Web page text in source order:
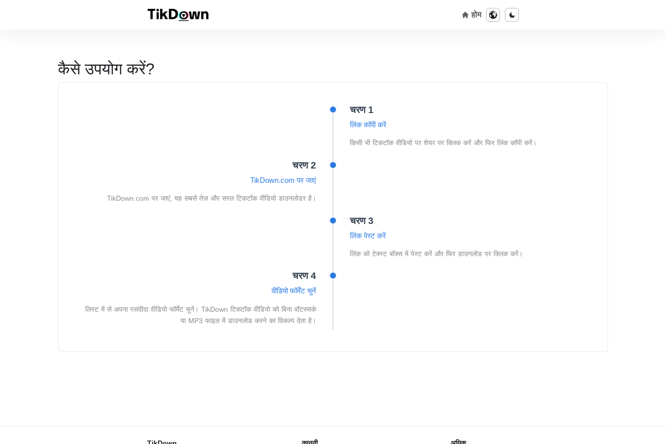
होम
कैसे उपयोग करें?
चरण 1
लिंक कॉपी करें
किसी भी टिकटॉक वीडियो पर शेयर पर क्लिक करें और फिर लिंक कॉपी करें।
चरण 2
TikDown.com पर जाएं
TikDown.com पर जाएं, यह सबसे तेज़ और सरल टिकटॉक वीडियो डाउनलोडर है।
चरण 3
लिंक पेस्ट करें
लिंक को टेक्स्ट बॉक्स में पेस्ट करें और फिर डाउनलोड पर क्लिक करें।
चरण 4
वीडियो फॉर्मेट चुनें
लिस्ट में से अपना पसंदीदा वीडियो फॉर्मेट चुनें। TikDown टिकटॉक वीडियो को बिना वॉटरमार्क
या MP3 फाइल में डाउनलोड करने का विकल्प देता है।